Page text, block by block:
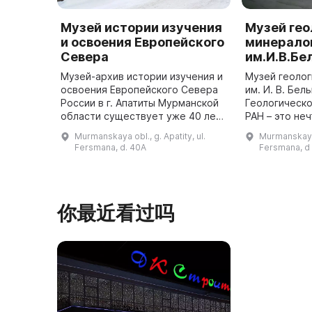
Музей истории изучения
и освоения Европейского
Севера
Музей-архив истории изучения и
освоения Европейского Севера
России в г. Апатиты Мурманской
области существует уже 40 лет.
годов, когда музеи пользовались
Murmanskaya obl., g. Apatity, ul.
Fersmana, d. 40A
Музей
Музей
им. И. В.
РАН – это
Кольского
создан в
Fersmana, d
你最近看过吗